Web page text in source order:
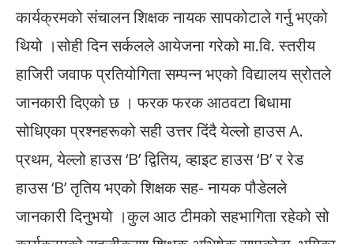
कार्यक्रमको संचालन शिक्षक नायक सापकोटाले गर्नु भएको
थियो ।सोही दिन सर्कलले आयेजना गरेको मा.वि. स्तरीय
हाजिरी जवाफ प्रतियोगिता सम्पन्न भएको विद्यालय स्रोतले
जानकारी दिएको छ । फरक फरक आठवटा बिधामा
सोधिएका प्रश्नहरूको सही उत्तर दिंदै येल्लो हाउस A.
प्रथम, येल्लो हाउस ‘B’ द्वितिय, व्हाइट हाउस ‘B’ र रेड
हाउस ‘B’ तृतिय भएको शिक्षक सह- नायक पौडेलले
जानकारी दिनुभयो ।कुल आठ टीमको सहभागिता रहेको सो